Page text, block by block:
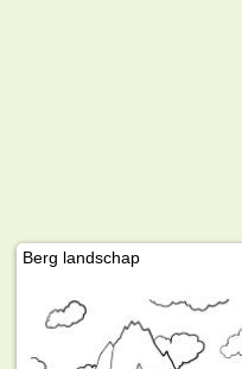
Berg landschap